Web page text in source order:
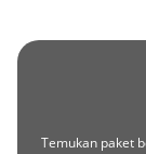
Temukan paket